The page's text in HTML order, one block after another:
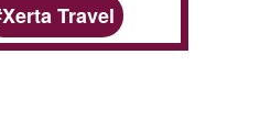
Xerta Travel